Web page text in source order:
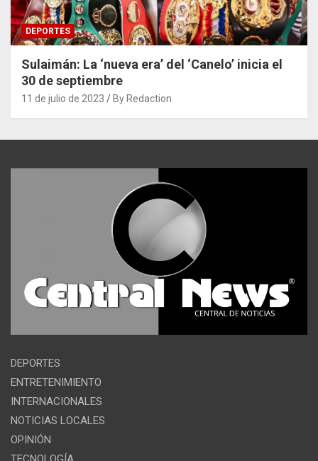
DEPORTES
Sulaimán: La ‘nueva era’ del ‘Canelo’ inicia el
30 de septiembre
11 de julio de 2023 By Redaction
DEPORTES
ENTRETENIMIENTO
INTERNACIONALES
NOTICIAS LOCALES
OPINIÓN